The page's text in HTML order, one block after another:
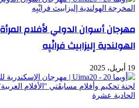
مهرجان أسوان الدولي لأفلام
الهولندية إليزابيث فرانْيِه
19 أبريل، 2025